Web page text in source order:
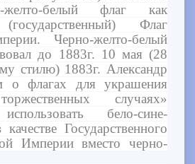
желто-белый флаг как
Флаг
Черно-желто-белый
до 1883г. 10 мая (28
стилю) 1883г. Александр
о флагах для украшения
случаях»
бело-сине-
Государственного
Империи вместо черно-